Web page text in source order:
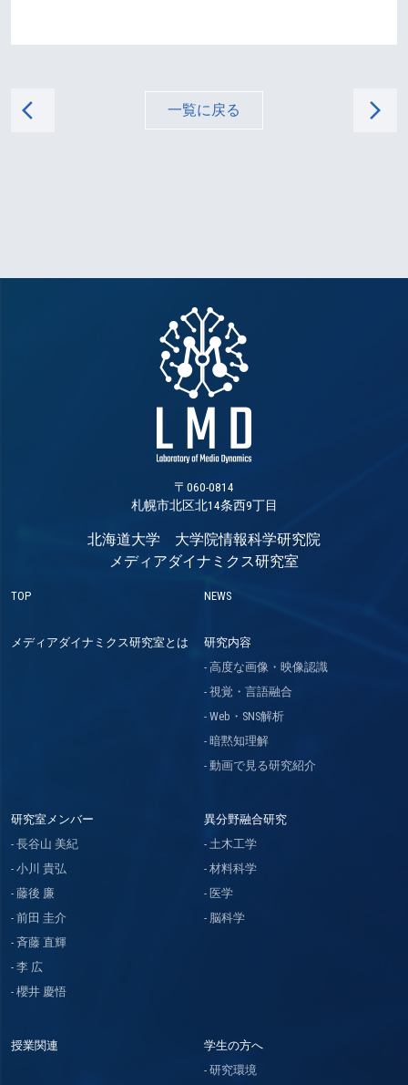
arrow_back_ios 一覧に戻る arrow_forward_ios
〒060-0814
札幌市北区北14条西9丁目
北海道大学 大学院情報科学研究院
メディアダイナミクス研究室
TOP NEWS
メディアダイナミクス研究室とは
研究内容
高度な画像・映像認識
視覚・言語融合
Web・SNS解析
暗黙知理解
動画で見る研究紹介
研究室メンバー
長谷山 美紀
小川 貴弘
藤後 廉
前田 圭介
斉藤 直輝
李 広
櫻井 慶悟
異分野融合研究
土木工学
材料科学
医学
脳科学
授業関連
学生の方へ
研究環境